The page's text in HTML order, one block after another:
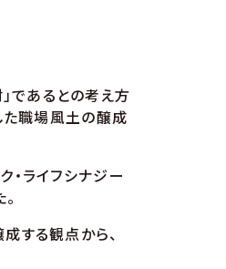
であるとの考え方
た職場風土の醸成
ライフシナジー
する観点から、